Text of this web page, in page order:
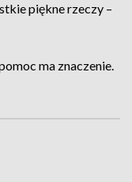
piękne rzeczy –
ma znaczenie.